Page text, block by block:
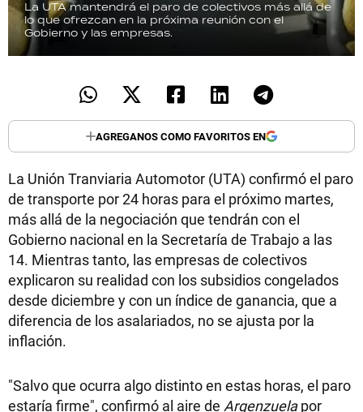
La UTA mantendrá el paro de colectivos más allá de
lo que ofrezcan en la próxima reunión con el
Gobierno y las empresas.
AGREGANOS COMO FAVORITOS EN
La Unión Tranviaria Automotor (UTA) confirmó el paro
de transporte por 24 horas para el próximo martes,
más allá de la negociación que tendrán con el
Gobierno nacional en la Secretaría de Trabajo a las
14. Mientras tanto, las empresas de colectivos
explicaron su realidad con los subsidios congelados
desde diciembre y con un índice de ganancia, que a
diferencia de los asalariados, no se ajusta por la
inflación.
"Salvo que ocurra algo distinto en estas horas, el paro
estaría firme", confirmó al aire de Argenzuelapor